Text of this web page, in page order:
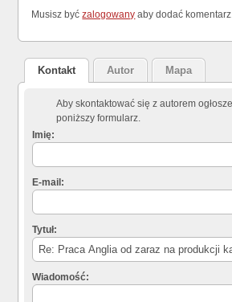
Musisz byćzalogowany aby dodać
Kontakt Autor Mapa
Aby skontaktować się z autorem
poniższy formularz.
Imię:
E-mail:
Tytuł:
Wiadomość: